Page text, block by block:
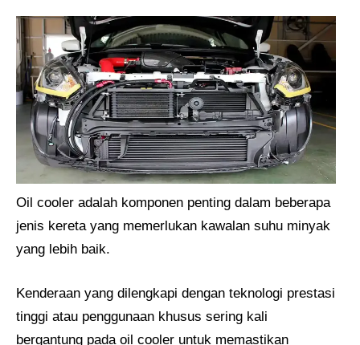
Oil cooler adalah komponen penting dalam beberapa
jenis kereta yang memerlukan kawalan suhu minyak
yang lebih baik.
Kenderaan yang dilengkapi dengan teknologi prestasi
tinggi atau penggunaan khusus sering kali
bergantung pada oil cooler untuk memastikan